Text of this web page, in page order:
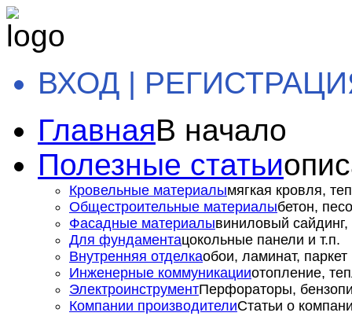
ВХОД |
ГлавнаяВ начало
Полезные статьи
Кровельные материалымягкая кровля,
Общестроительные материалыбетон,
Фасадные материалывиниловый сайдинг,
Для фундаментацокольные панели и т.п.
Внутренняя отделкаобои, ламинат, паркет
Инженерные коммуникацииотопление,
ЭлектроинструментПерфораторы,
Компании производителиСтатьи о